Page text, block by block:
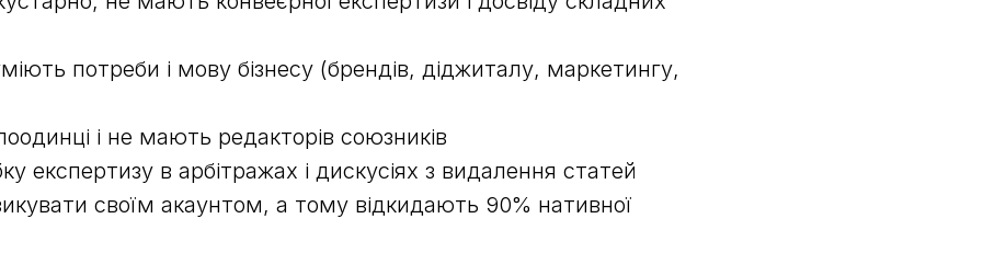
потреби і мову бізнесу (брендів, діджиталу, маркетингу,
і не мають редакторів союзників
експертизу в арбітражах і дискусіях з видалення статей
своїм акаунтом, а тому відкидають 90% нативної